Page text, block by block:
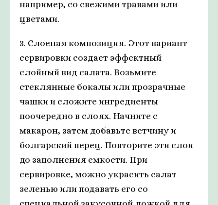
например, со свежими травами или
цветами.
3. Слоеная композиция. Этот вариант
сервировки создает эффектный
слойный вид салата. Возьмите
стеклянные бокалы или прозрачные
чашки и сложите ингредиенты
поочередно в слоях. Начните с
макарон, затем добавьте ветчину и
болгарский перец. Повторите эти слои
до заполнения емкости. При
сервировке, можно украсить салат
зеленью или подавать его со